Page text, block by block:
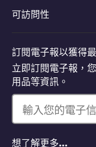
可訪問性
訂閱電子報以獲得
立即訂閱電子報，
用品等資訊。
輸入您的電子
想了解更多…